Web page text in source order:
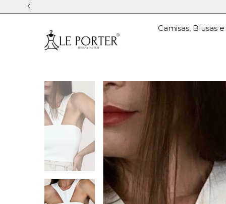
Camisas, Blusas